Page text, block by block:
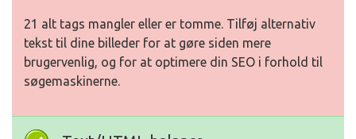
21 alt tags mangler eller er tomme. Tilføj alternativ
tekst til dine billeder for at gøre siden mere
brugervenlig, og for at optimere din SEO i forhold til
søgemaskinerne.